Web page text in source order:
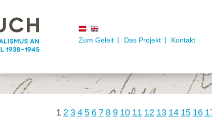
Zum Geleit Das Projekt Kontakt
1 2 3 4 5 6 7 8 9 10 11 12 13 14 15 16